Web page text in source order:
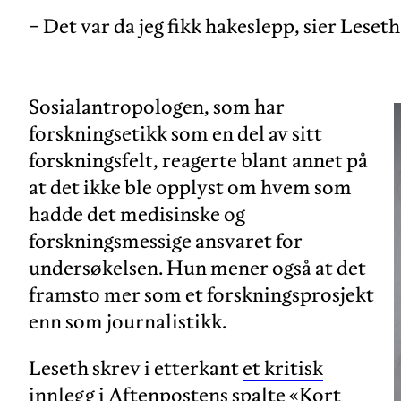
− Det var da jeg fikk hakeslepp, sier
Sosialantropologen, som har
forskningsetikk som en del av sitt
forskningsfelt, reagerte blant annet på
at det ikke ble opplyst om hvem som
hadde det medisinske og
forskningsmessige ansvaret for
undersøkelsen. Hun mener også at det
framsto mer som et forskningsprosjekt
enn som journalistikk.
Leseth skrev i etterkantet kritisk
innlegg i Aftenpostens spalte «Kort